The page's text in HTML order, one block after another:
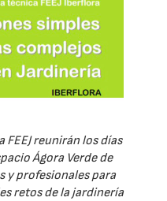
FEEJ reunirán los días
Ágora Verde de
y profesionales para
retos de la jardinería